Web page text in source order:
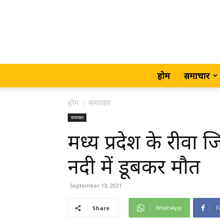
होम समाचार
होम समाचार
समाचार
मध्य प्रदेश के रीवा
नदी में डूबकर मौत
September 13, 2021
Share WhatsApp